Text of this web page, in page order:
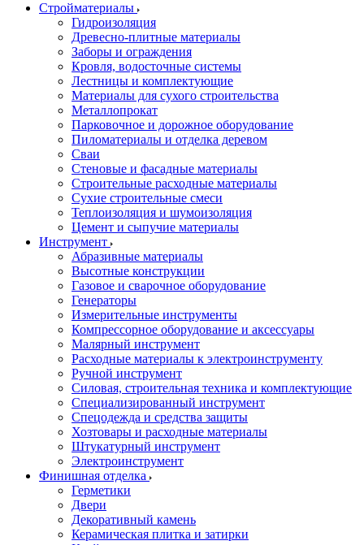
Стройматериалы
Гидроизоляция
Древесно-плитные материалы
Заборы и ограждения
Кровля, водосточные системы
Лестницы и комплектующие
Материалы для сухого строительства
Металлопрокат
Парковочное и дорожное оборудование
Пиломатериалы и отделка деревом
Сваи
Стеновые и фасадные материалы
Строительные расходные материалы
Сухие строительные смеси
Теплоизоляция и шумоизоляция
Цемент и сыпучие материалы
Инструмент
Абразивные материалы
Высотные конструкции
Газовое и сварочное оборудование
Генераторы
Измерительные инструменты
Компрессорное оборудование и аксессуары
Малярный инструмент
Расходные материалы к электроинструменту
Ручной инструмент
Силовая, строительная техника и комплектующие
Специализированный инструмент
Спецодежда и средства защиты
Хозтовары и расходные материалы
Штукатурный инструмент
Электроинструмент
Финишная отделка
Герметики
Двери
Декоративный камень
Керамическая плитка и затирки